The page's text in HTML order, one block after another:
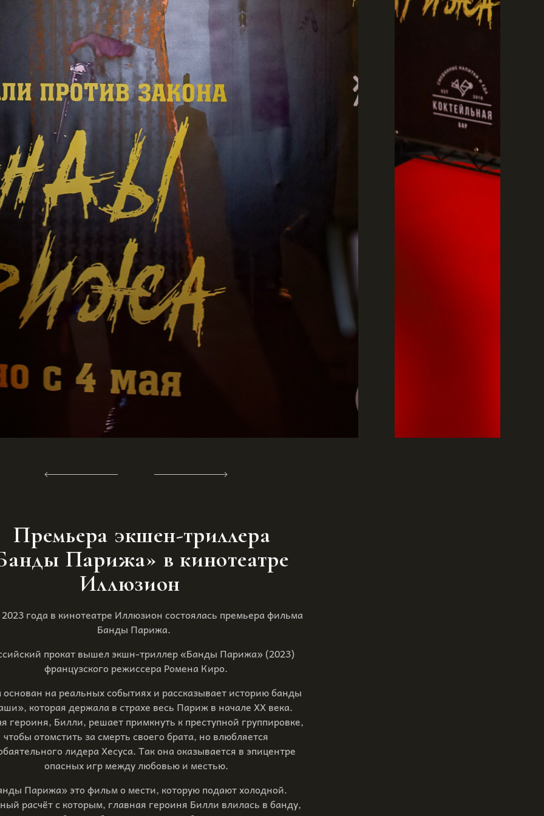
Премьера экшен-триллера
Парижа» в кинотеатре
Иллюзион
года в кинотеатре Иллюзион состоялась премьера фильма
Банды Парижа.
прокат вышел экшн-триллер «Банды Парижа» (2023)
французского режиссера Ромена Киро.
на реальных событиях и рассказывает историю банды
которая держала в страхе весь Париж в начале XX века.
героиня, Билли, решает примкнуть к преступной группировке,
чтобы отомстить за смерть своего брата, но влюбляется
лидера Хесуса. Так она оказывается в эпицентре
опасных игр между любовью и местью.
Парижа» это фильм о мести, которую подают холодной.
расчёт с которым, главная героиня Билли влилась в банду,